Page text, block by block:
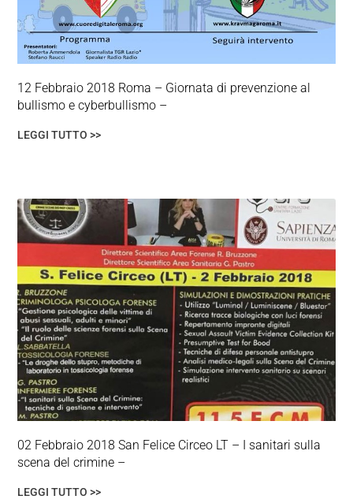
12 Febbraio 2018 Roma – Giornata di prevenzione al
bullismo e cyberbullismo –
LEGGI TUTTO >>
02 Febbraio 2018 San Felice Circeo LT – I sanitari sulla
scena del crimine –
LEGGI TUTTO >>